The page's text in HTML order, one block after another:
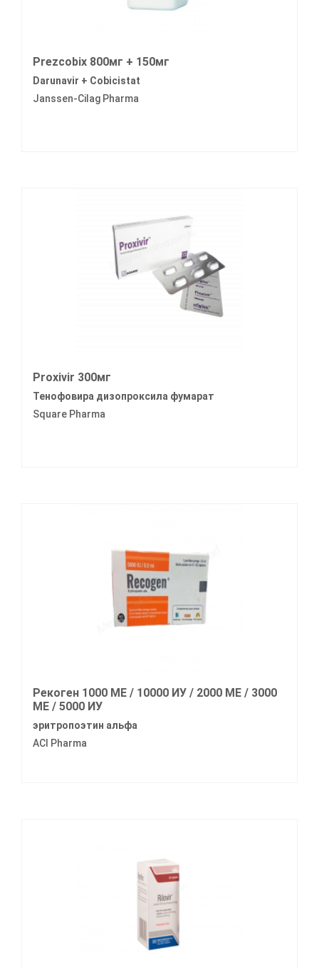
Prezcobix 800мг + 150мг
Darunavir + Cobicistat
Janssen-Cilag Pharma
Proxivir 300мг
Тенофовира дизопроксила фумарат
Square Pharma
Рекоген 1000 МЕ / 10000 ИУ / 2000 МЕ / 3000
МЕ / 5000 ИУ
эритропоэтин альфа
ACI Pharma